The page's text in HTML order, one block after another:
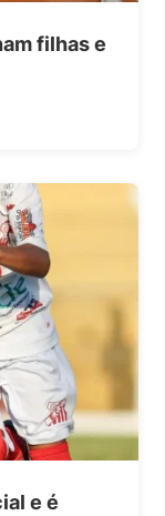
filhas e
e é